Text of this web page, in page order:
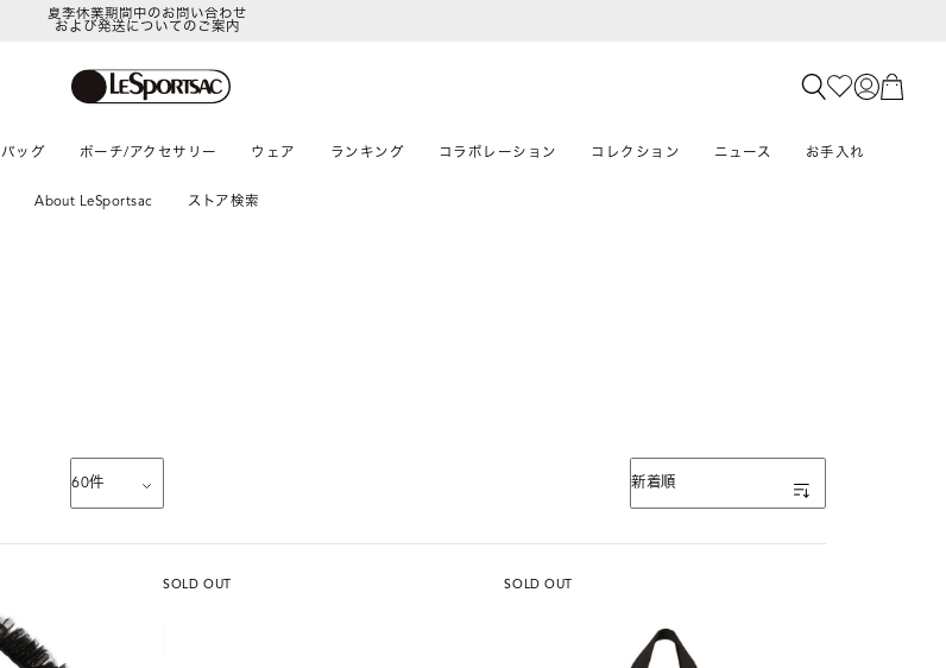
夏季休業期間中のお問い合わせ
および発送についてのご案内
バッグ ポーチ/アクセサリー ウェア ランキング コラボレーション コレクション ニュース お手入れ
About LeSportsac ストア検索
60件 表示順
新着順
SOLD OUT SOLD OUT